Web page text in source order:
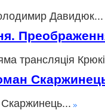
Давидюк...
трансляція
Скаржинець...